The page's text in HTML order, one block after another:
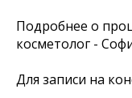
Подробнее о
косметолог -
Для записи на